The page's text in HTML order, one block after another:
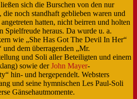
sich die Burschen von den nur
noch standhaft geblieben waren und
hatten, nicht beirren und holten
Spielfreude heraus. Da wurde u. a.
wie „She Has Got The Devil In Her“
dem überragenden „Mr.
und Soli aller Beteiligten und einem
sowie derJohn Mayer-
hin- und hergependelt. Websters
und seine hymnischen Les Paul-Soli
Gänsehautmomente.